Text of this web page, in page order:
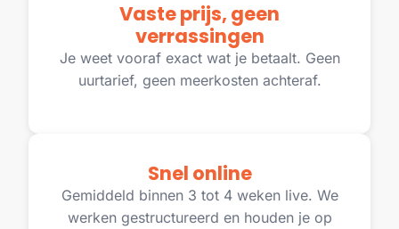
Vaste prijs, geen
verrassingen
Je weet vooraf exact wat je betaalt. Geen
uurtarief, geen meerkosten achteraf.
Snel online
Gemiddeld binnen 3 tot 4 weken live. We
werken gestructureerd en houden je op